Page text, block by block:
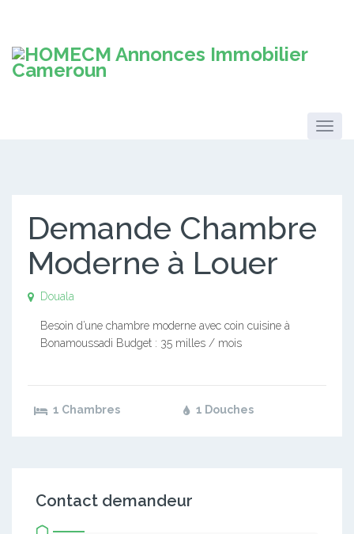
Demande Chambre
Moderne à Louer
Douala
Besoin d’une chambre moderne avec coin cuisine à
Bonamoussadi Budget : 35 milles / mois
1 Chambres 1 Douches
Contact demandeur